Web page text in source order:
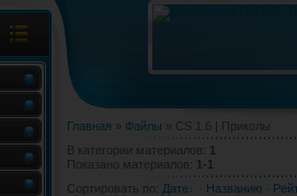
Главная » Файлы » CS 1.6 | Приколы
В категории материалов: 1
Показано материалов: 1-1
Сортировать по : Дате Названию